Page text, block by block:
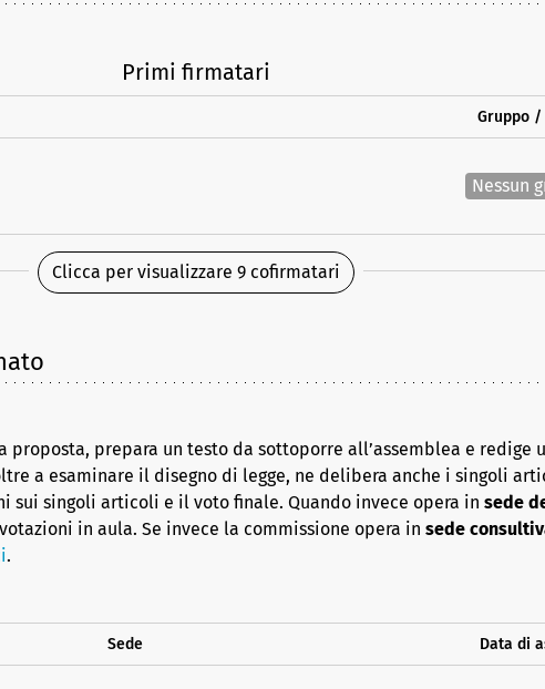
Primi firmatari
Gruppo
Nessun
Clicca per visualizzare 9 cofirmatari
proposta, prepara un testo da sottoporre all’assemblea e redige
a esaminare il disegno di legge, ne delibera anche i singoli
sui singoli articoli e il voto finale. Quando invece opera in sede
in aula. Se invece la commissione opera in sede
.
Sede Data di